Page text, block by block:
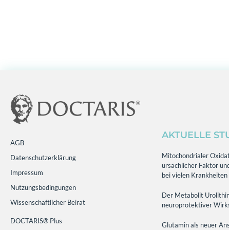
AGB
Datenschutzerklärung
Impressum
Nutzungsbedingungen
Wissenschaftlicher Beirat
DOCTARIS® Plus
AKTUELLE
Mitochondrialer
ursächlicher Faktor
bei vielen Krankheiten
Der Metabolit
neuroprotektiver
Glutamin als neuer